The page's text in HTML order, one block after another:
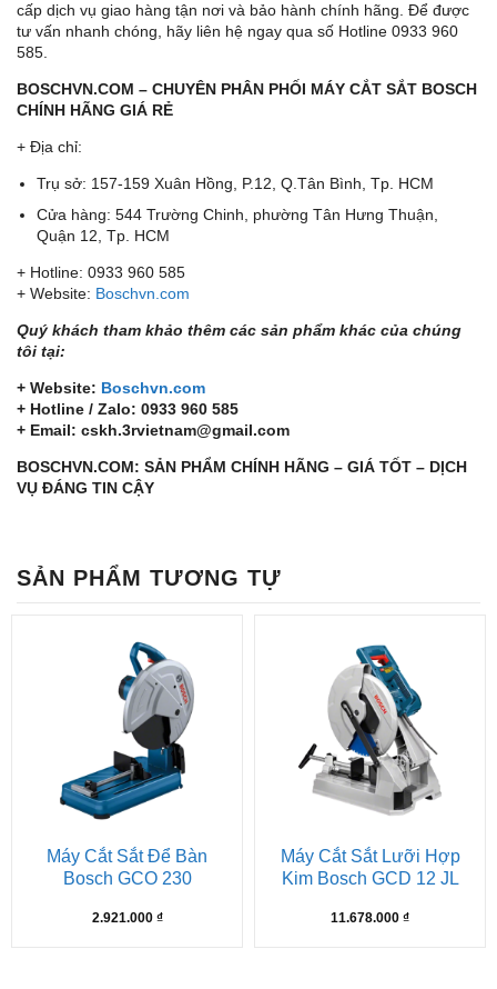
cấp dịch vụ giao hàng tận nơi và bảo hành chính hãng. Để được
tư vấn nhanh chóng, hãy liên hệ ngay qua số Hotline 0933 960
585.
BOSCHVN.COM – CHUYÊN PHÂN PHỐI MÁY CẮT SẮT BOSCH
CHÍNH HÃNG GIÁ RẺ
+ Địa chỉ:
Trụ sở: 157-159 Xuân Hồng, P.12, Q.Tân Bình, Tp. HCM
Cửa hàng: 544 Trường Chinh, phường Tân Hưng Thuận,
Quận 12, Tp. HCM
+ Hotline: 0933 960 585
+ Website: Boschvn.com
Quý khách tham khảo thêm các sản phẩm khác của chúng
tôi tại:
+ Website: Boschvn.com
+ Hotline / Zalo: 0933 960 585
+ Email: cskh.3rvietnam@gmail.com
BOSCHVN.COM: SẢN PHẨM CHÍNH HÃNG – GIÁ TỐT – DỊCH
VỤ ĐÁNG TIN CẬY
SẢN PHẨM TƯƠNG TỰ
Máy Cắt Sắt Để Bàn
Bosch GCO 230
2.921.000 ₫
Máy Cắt Sắt Lưỡi Hợp
Kim Bosch GCD 12 JL
11.678.000 ₫